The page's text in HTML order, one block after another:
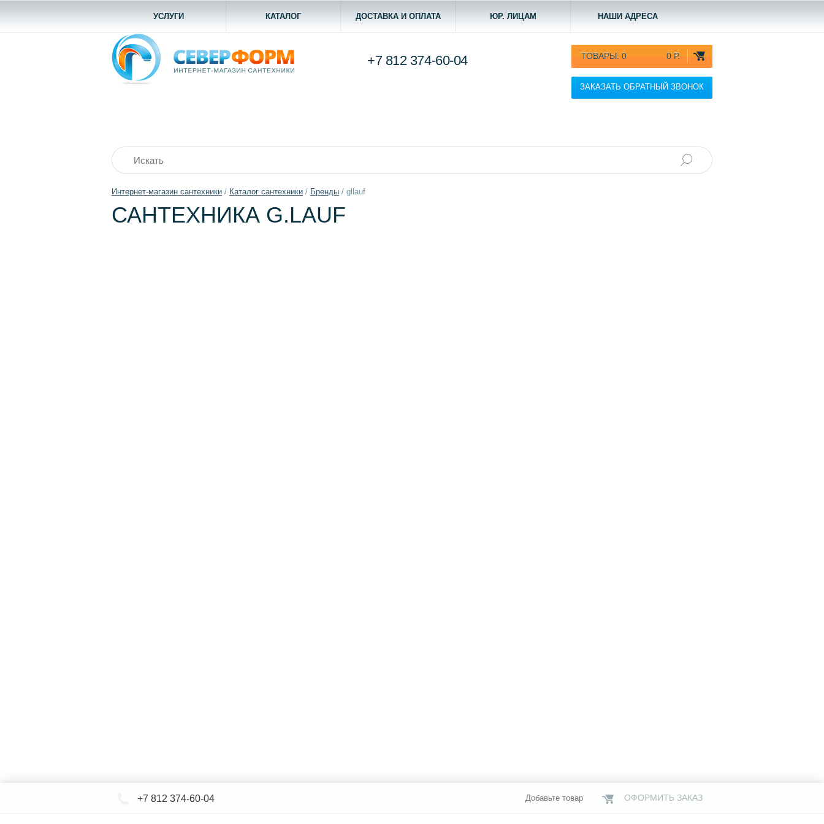
УСЛУГИ КАТАЛОГ ДОСТАВКА И ОПЛАТА ЮР. ЛИЦАМ НАШИ АДРЕСА
ТОВАРЫ: 0 0 Р.
ЗАКАЗАТЬ ОБРАТНЫЙ ЗВОНОК
+7 812 374-60-04
Интернет-магазин сантехники / Каталог сантехники / Бренды / gllauf
САНТЕХНИКА G.LAUF
+7 812 374-60-04 Добавьте товар ОФОРМИТЬ ЗАКАЗ